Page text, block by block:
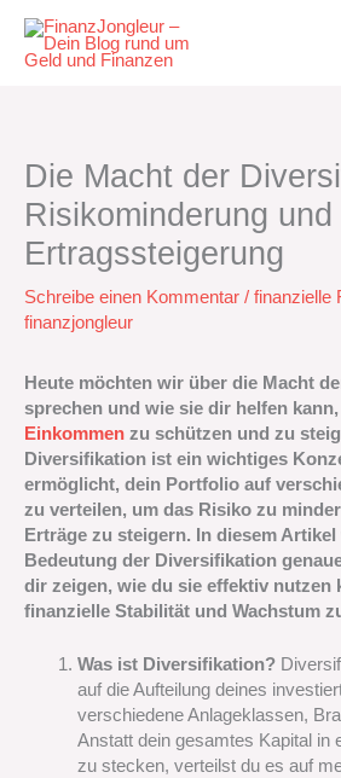
Inhalt
springen
Die Macht der
Risikominderung und
Ertragssteigerung
Schreibe einen Kommentar / finanzielle
finanzjongleur
Heute möchten wir über die Macht
sprechen und wie sie dir helfen
Einkommen zu schützen und zu
Diversifikation ist ein wichtiges
ermöglicht, dein Portfolio auf
zu verteilen, um das Risiko zu
Erträge zu steigern. In diesem
Bedeutung der Diversifikation
dir zeigen, wie du sie effektiv nutzen
finanzielle Stabilität und Wachstum
Was ist Diversifikation?
auf die Aufteilung deines
verschiedene Anlageklassen,
Anstatt dein gesamtes Kapital in
zu stecken, verteilst du es auf